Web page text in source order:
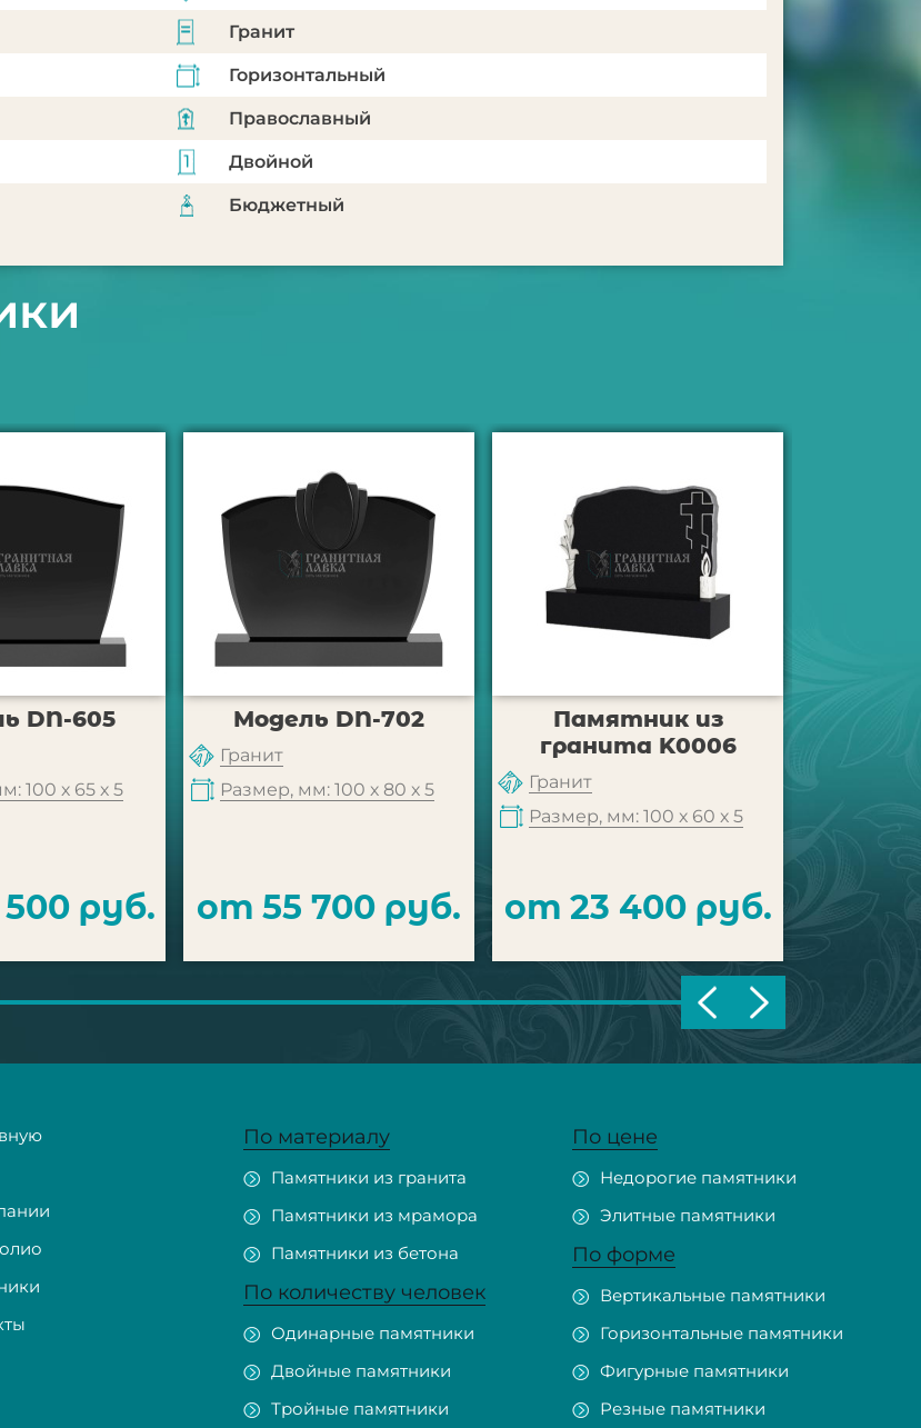
Гранит
Горизонтальный
Православный
Двойной
Бюджетный
DN-605
100 х 65 х 5
руб.
Модель DN-702
Гранит
Размер, мм: 100 х 80 х 5
от 55 700 руб.
Памятник из
гранита K0006
Гранит
Размер, мм: 100 х 60 х 5
от 23 400 руб. от
По материалу
Памятники из гранита
Памятники из мрамора
Памятники из бетона
По количеству человек
Одинарные памятники
Двойные памятники
Тройные памятники
По цене
Недорогие памятники
Элитные памятники
По форме
Вертикальные памятники
Горизонтальные памятники
Фигурные памятники
Резные памятники